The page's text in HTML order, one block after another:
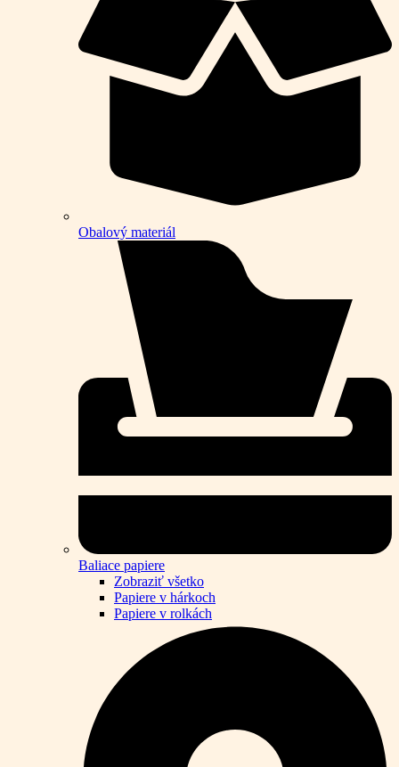
Obalový materiál
Baliace papiere
Zobraziť všetko
Papiere v hárkoch
Papiere v rolkách